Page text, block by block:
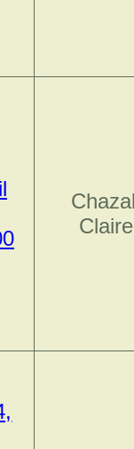
Claire